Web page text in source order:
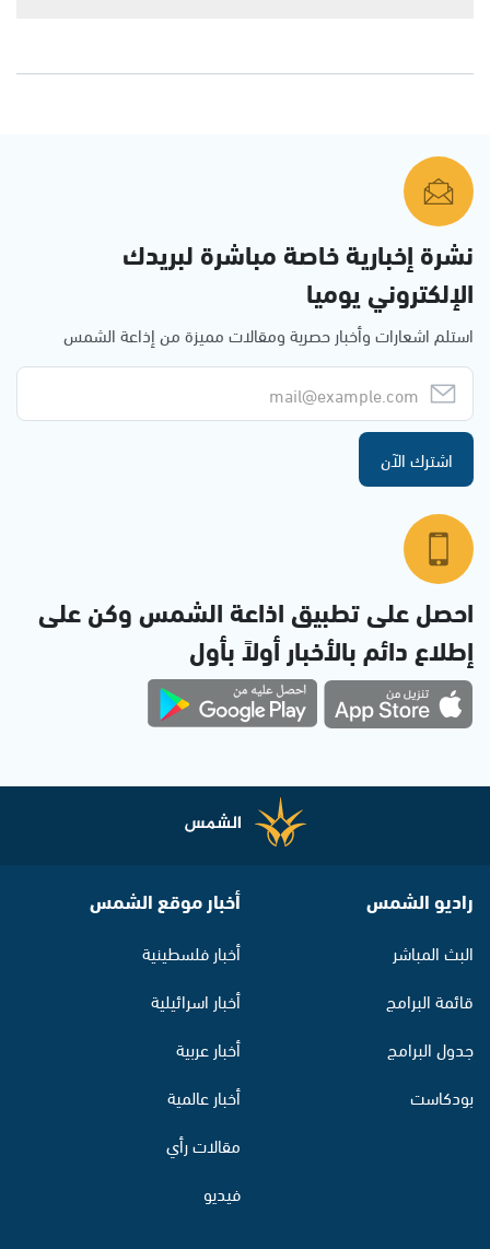
نشرة إخبارية خاصة مباشرة لبريدك
الإلكتروني يوميا
استلم اشعارات وأخبار حصرية ومقالات مميزة من إذاعة الشمس
اشترك الآن
احصل على تطبيق اذاعة الشمس وكن على
إطلاع دائم بالأخبار أولاً بأول
راديو الشمس
البث المباشر
قائمة البرامج
جدول البرامج
بودكاست
أخبار موقع الشمس
أخبار فلسطينية
أخبار اسرائيلية
أخبار عربية
أخبار عالمية
مقالات رأي
فيديو